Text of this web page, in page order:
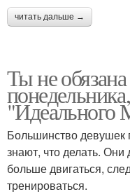
читать дальше →
Ты не
"Идеального
Большинство девушек
знают, что делать.
больше двигаться,
тренироваться.